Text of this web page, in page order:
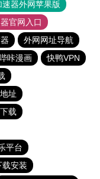
器外网苹果版
官网入口
外网网址导航
咔漫画
快鸭VPN
址
载
平台
载安装